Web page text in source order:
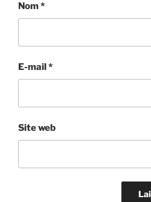
Nom*
E-mail*
Site web